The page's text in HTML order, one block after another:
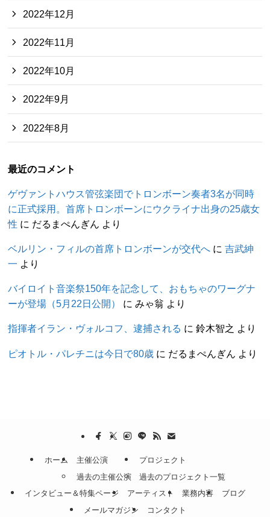
2022年12月
2022年11月
2022年10月
2022年9月
2022年8月
最近のコメント
ゲヴァントハウス管弦楽団でトロンボーン奏者3名が同時
に正式採用。首席トロンボーンにウクライナ出身の25歳女
性 に だるまぺんぎん より
ベルリン・フィルの首席トロンボーンが交代へ に吉武紳
一 より
バイロイト音楽祭150年を記念して、おもちゃのワーグナ
ーが登場（5月22日公開）
にみゃ翁 より
指揮者イラン・ヴォルコフ、逮捕される に鈴木智之 より
ピオトル・パレチニは今日で80歳 に だるまぺんぎん より
ホーム
主催公演
過去の主催公演
プロジェクト
過去のプロジェクト一覧
インタビュー＆特集ページ
アーティスト 業務内容
ブログ
メールマガジン
コンタクト